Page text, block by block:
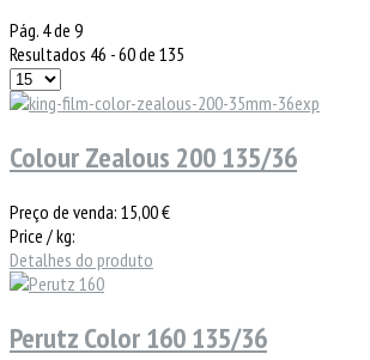
Pág. 4 de 9
Resultados 46 - 60 de 135
Colour Zealous 200 135/36
Preço de venda: 15,00 €
Price / kg:
Detalhes do produto
Perutz Color 160 135/36